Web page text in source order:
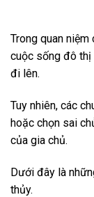
Trong quan
cuộc sống đô thị
đi lên.
Tuy nhiên, các
hoặc chọn sai
của gia chủ.
Dưới đây là
thủy.